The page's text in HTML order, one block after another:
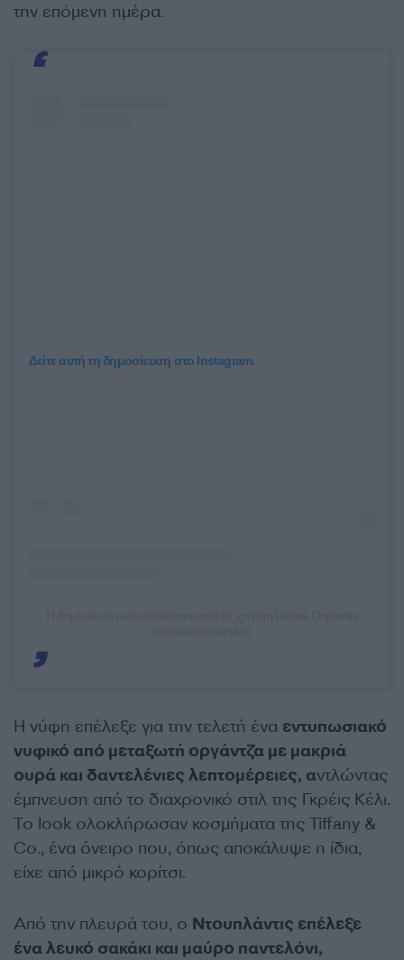
την επόμενη ημέρα.
Δείτε αυτή τη δημοσίευση στο Instagram.
Η νύφη επέλεξε για την τελετή ένα εντυπωσιακό
νυφικό από μεταξωτή οργάντζα με μακριά
ουρά και δαντελένιες λεπτομέρειες, αντλώντας
έμπνευση από το διαχρονικό στιλ της Γκρέις Κέλι.
Το look ολοκλήρωσαν κοσμήματα της Tiffany &
Co., ένα όνειρο που, όπως αποκάλυψε η ίδια,
είχε από μικρό κορίτσι.
Από την πλευρά του, ο Ντουπλάντις επέλεξε
ένα λευκό σακάκι και μαύρο παντελόνι,